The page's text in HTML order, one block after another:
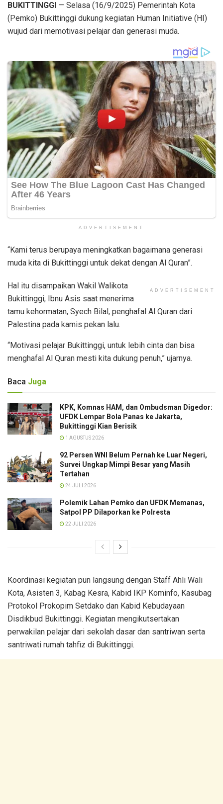
BUKITTINGGI — Selasa (16/9/2025) Pemerintah Kota
(Pemko) Bukittinggi dukung kegiatan Human Initiative (HI)
wujud dari memotivasi pelajar dan generasi muda.
ADVERTISEMENT
“Kami terus berupaya meningkatkan bagaimana generasi
muda kita di Bukittinggi untuk dekat dengan Al Quran”.
ADVERTISEMENT
Hal itu disampaikan Wakil Walikota
Bukittinggi, Ibnu Asis saat menerima
tamu kehormatan, Syech Bilal, penghafal Al Quran dari
Palestina pada kamis pekan lalu.
“Motivasi pelajar Bukittinggi, untuk lebih cinta dan bisa
menghafal Al Quran mesti kita dukung penuh,” ujarnya.
Baca Juga
KPK, Komnas HAM, dan Ombudsman Digedor:
UFDK Lempar Bola Panas ke Jakarta,
Bukittinggi Kian Berisik
1 AGUSTUS 2026
92 Persen WNI Belum Pernah ke Luar Negeri,
Survei Ungkap Mimpi Besar yang Masih
Tertahan
24 JULI 2026
Polemik Lahan Pemko dan UFDK Memanas,
Satpol PP Dilaporkan ke Polresta
22 JULI 2026
Koordinasi kegiatan pun langsung dengan Staff Ahli Wali
Kota, Asisten 3, Kabag Kesra, Kabid IKP Kominfo, Kasubag
Protokol Prokopim Setdako dan Kabid Kebudayaan
Disdikbud Bukittinggi. Kegiatan mengikutsertakan
perwakilan pelajar dari sekolah dasar dan santriwan serta
santriwati rumah tahfiz di Bukittinggi.